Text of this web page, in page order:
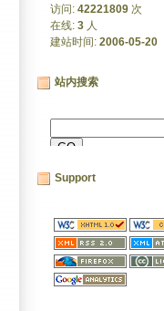
访问: 42221809次
在线: 3人
建站时间: 2006-05-20
站内搜索
Support